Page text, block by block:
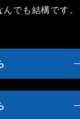
でも結構です。